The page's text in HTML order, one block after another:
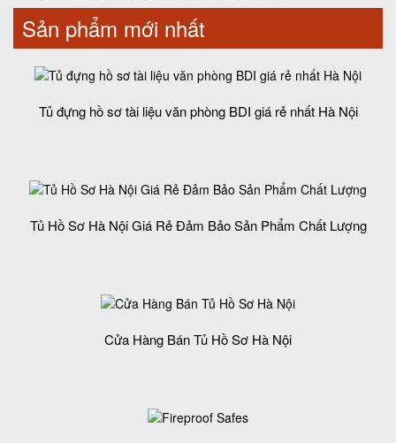
Sản phẩm mới nhất
Tủ đựng hồ sơ tài liệu văn phòng BDI giá rẻ nhất Hà Nội
Tủ Hồ Sơ Hà Nội Giá Rẻ Đảm Bảo Sản Phẩm Chất Lượng‎
Cửa Hàng Bán Tủ Hồ Sơ Hà Nội